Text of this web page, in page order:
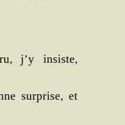
j’y insiste,
sur­prise, et